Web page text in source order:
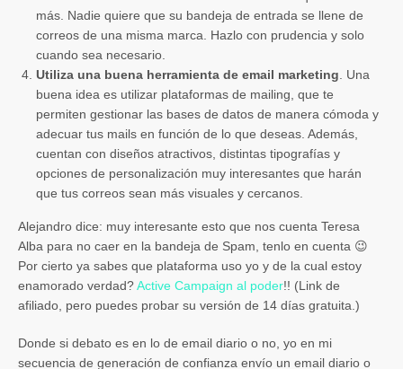
más. Nadie quiere que su bandeja de entrada se llene de
correos de una misma marca. Hazlo con prudencia y solo
cuando sea necesario.
Utiliza una buena herramienta de email marketing . Una
buena idea es utilizar plataformas de mailing, que te
permiten gestionar las bases de datos de manera cómoda y
adecuar tus mails en función de lo que deseas. Además,
cuentan con diseños atractivos, distintas tipografías y
opciones de personalización muy interesantes que harán
que tus correos sean más visuales y cercanos.
Alejandro dice: muy interesante esto que nos cuenta Teresa
Alba para no caer en la bandeja de Spam, tenlo en cuenta 😉
Por cierto ya sabes que plataforma uso yo y de la cual estoy
enamorado verdad?Active Campaign al poder!! (Link de
afiliado, pero puedes probar su versión de 14 días gratuita.)
Donde si debato es en lo de email diario o no, yo en mi
secuencia de generación de confianza envío un email diario o